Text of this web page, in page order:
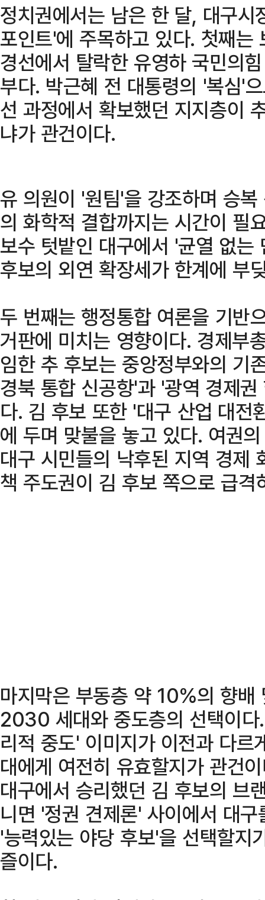
정치권에서는 남은 한 달, 대구
포인트'에 주목하고 있다. 첫째는
경선에서 탈락한 유영하 국민의
부다. 박근혜 전 대통령의 '복심'
선 과정에서 확보했던 지지층이
냐가 관건이다.
유 의원이 '원팀'을 강조하며 승
의 화학적 결합까지는 시간이 필
보수 텃밭인 대구에서 '균열 없는
후보의 외연 확장세가 한계에 부
두 번째는 행정통합 여론을 기반
거판에 미치는 영향이다. 경제부
임한 추 후보는 중앙정부와의 기
경북 통합 신공항'과 '광역 경제
다. 김 후보 또한 '대구 산업 대전
에 두며 맞불을 놓고 있다. 여권
대구 시민들의 낙후된 지역 경제
책 주도권이 김 후보 쪽으로 급
마지막은 부동층 약 10%의 향배
2030 세대와 중도층의 선택이
리적 중도' 이미지가 이전과 다
대에게 여전히 유효할지가 관건
대구에서 승리했던 김 후보의 브
니면 '정권 견제론' 사이에서 대
'능력있는 야당 후보'을 선택할지
즐이다.